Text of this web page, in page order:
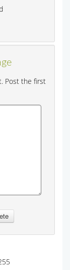
Post the first